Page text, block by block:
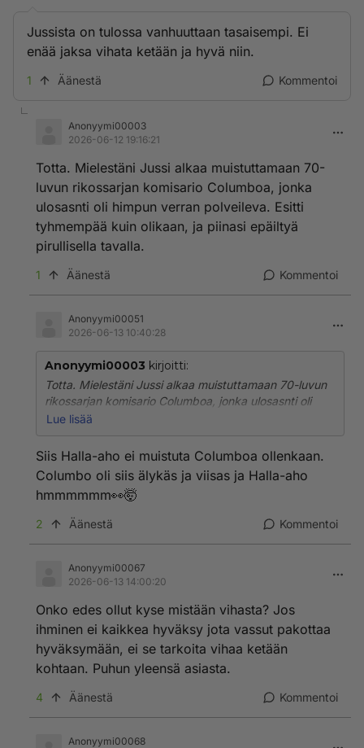
Jussista on tulossa vanhuuttaan tasaisempi. Ei
enää jaksa vihata ketään ja hyvä niin.
1 Äänestä Kommentoi
Anonyymi00003
2026-06-12 19:16:21
Totta. Mielestäni Jussi alkaa muistuttamaan 70-
luvun rikossarjan komisario Columboa, jonka
ulosasnti oli himpun verran polveileva. Esitti
tyhmempää kuin olikaan, ja piinasi epäiltyä
pirullisella tavalla.
1 Äänestä Kommentoi
Anonyymi00051
2026-06-13 10:40:28
Anonyymi00003 kirjoitti:
Totta. Mielestäni Jussi alkaa muistuttamaan 70-luvun
rikossarjan komisario Columboa, jonka ulosasnti oli
himpun verran polveileva. Esitti tyhmempää kuin
Lue lisää
Siis Halla-aho ei muistuta Columboa ollenkaan.
Columbo oli siis älykäs ja viisas ja Halla-aho
hmmmmmm👀🤯
2 Äänestä Kommentoi
Anonyymi00067
2026-06-13 14:00:20
Onko edes ollut kyse mistään vihasta? Jos
ihminen ei kaikkea hyväksy jota vassut pakottaa
hyväksymään, ei se tarkoita vihaa ketään
kohtaan. Puhun yleensä asiasta.
4 Äänestä Kommentoi
Anonyymi00068